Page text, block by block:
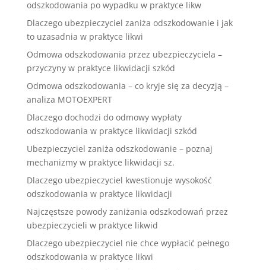
odszkodowania po wypadku w praktyce likw
Dlaczego ubezpieczyciel zaniża odszkodowanie i jak
to uzasadnia w praktyce likwi
Odmowa odszkodowania przez ubezpieczyciela –
przyczyny w praktyce likwidacji szkód
Odmowa odszkodowania – co kryje się za decyzją –
analiza MOTOEXPERT
Dlaczego dochodzi do odmowy wypłaty
odszkodowania w praktyce likwidacji szkód
Ubezpieczyciel zaniża odszkodowanie – poznaj
mechanizmy w praktyce likwidacji sz.
Dlaczego ubezpieczyciel kwestionuje wysokość
odszkodowania w praktyce likwidacji
Najczęstsze powody zaniżania odszkodowań przez
ubezpieczycieli w praktyce likwid
Dlaczego ubezpieczyciel nie chce wypłacić pełnego
odszkodowania w praktyce likwi